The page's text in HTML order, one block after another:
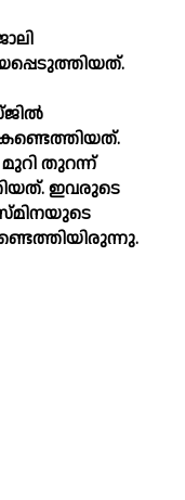
തുറന്ന്
ഇവരുടെ